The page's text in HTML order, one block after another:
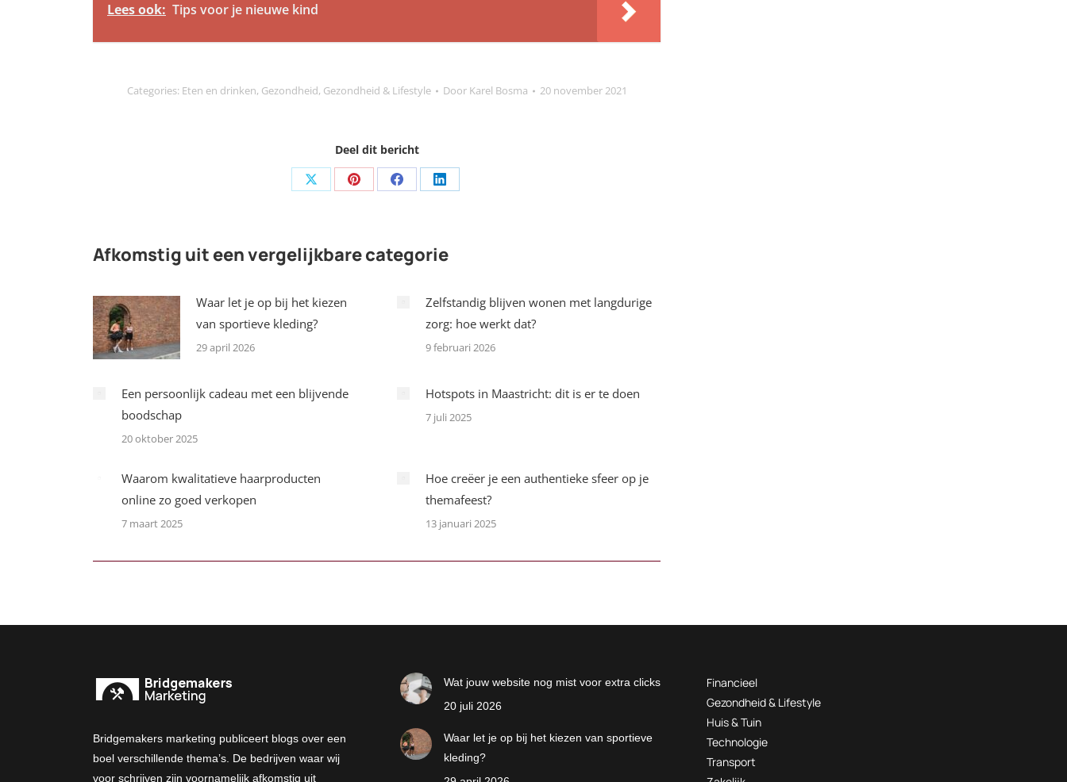
Lees ook: Tips voor je nieuwe kind
Categories: Eten en drinken, Gezondheid, Gezondheid & Lifestyle Door Karel Bosma 20 november 2021
Deel dit bericht
Share Share Share Share
Afkomstig uit een vergelijkbare categorie
Waar let je op bij het kiezen
van sportieve kleding?
29 april 2026
Zelfstandig blijven wonen met langdurige
zorg: hoe werkt dat?
9 februari 2026
Een persoonlijk cadeau met een blijvende
boodschap
20 oktober 2025
Hotspots in Maastricht: dit is er te doen
7 juli 2025
Waarom kwalitatieve haarproducten
online zo goed verkopen
7 maart 2025
Hoe creëer je een authentieke sfeer op je
themafeest?
13 januari 2025
Bridgemakers marketing publiceert blogs over een
boel verschillende thema’s. De bedrijven waar wij
voor schrijven zijn voornamelijk afkomstig uit
Wat jouw website nog mist voor extra clicks
20 juli 2026
Waar let je op bij het kiezen van sportieve
kleding?
Financieel
Gezondheid & Lifestyle
Huis & Tuin
Technologie
Transport